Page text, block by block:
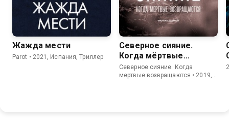
Жажда мести
Parot • 2021, Испания, Триллер
Северное сияние.
Когда мёртвые
возвращаются. Фильм
седьмой
Северное сияние. Когда
мертвые возвращаются • 2019,